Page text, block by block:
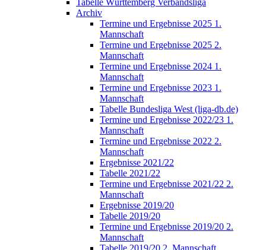
Tabelle Württemberg Verbandsliga
Archiv
Termine und Ergebnisse 2025 1.
Mannschaft
Termine und Ergebnisse 2025 2.
Mannschaft
Termine und Ergebnisse 2024 1.
Mannschaft
Termine und Ergebnisse 2023 1.
Mannschaft
Tabelle Bundesliga West (liga-db.de)
Termine und Ergebnisse 2022/23 1.
Mannschaft
Termine und Ergebnisse 2022 2.
Mannschaft
Ergebnisse 2021/22
Tabelle 2021/22
Termine und Ergebnisse 2021/22 2.
Mannschaft
Ergebnisse 2019/20
Tabelle 2019/20
Termine und Ergebnisse 2019/20 2.
Mannschaft
Tabelle 2019/20 2. Mannschaft